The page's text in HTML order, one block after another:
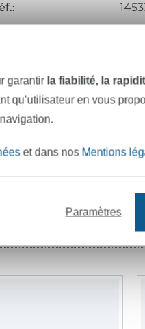
patrons de
garantir la fiabilité, la
qu’utilisateur en vous
et dans nos Mentions
Paramètres